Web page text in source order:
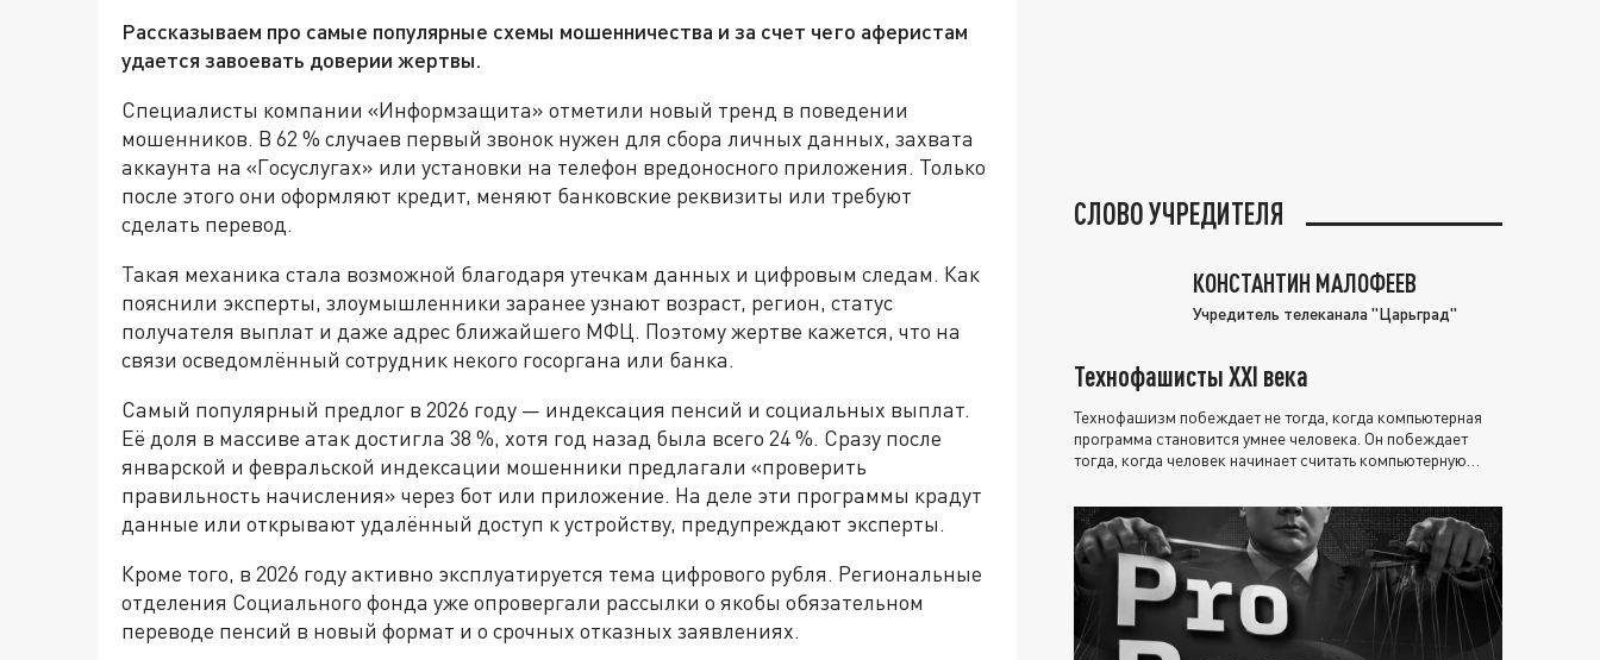
Рассказываем про самые популярные схемы мошенничества и за счет чего аферистам
удается завоевать доверии жертвы.
Специалисты компании «Информзащита» отметили новый тренд в поведении
мошенников. В 62 % случаев первый звонок нужен для сбора личных данных, захвата
аккаунта на «Госуслугах» или установки на телефон вредоносного приложения. Только
после этого они оформляют кредит, меняют банковские реквизиты или требуют
сделать перевод.
Такая механика стала возможной благодаря утечкам данных и цифровым следам. Как
пояснили эксперты, злоумышленники заранее узнают возраст, регион, статус
получателя выплат и даже адрес ближайшего МФЦ. Поэтому жертве кажется, что на
связи осведомлённый сотрудник некого госоргана или банка.
Самый популярный предлог в 2026 году — индексация пенсий и социальных выплат.
Её доля в массиве атак достигла 38 %, хотя год назад была всего 24 %. Сразу после
январской и февральской индексации мошенники предлагали «проверить
правильность начисления» через бот или приложение. На деле эти программы крадут
данные или открывают удалённый доступ к устройству, предупреждают эксперты.
Кроме того, в 2026 году активно эксплуатируется тема цифрового рубля. Региональные
отделения Социального фонда уже опровергали рассылки о якобы обязательном
переводе пенсий в новый формат и о срочных отказных заявлениях.
СЛОВО УЧРЕДИТЕЛЯ
КОНСТАНТИН МАЛОФЕЕВ
Учредитель телеканала "Царьград"
Технофашисты XXI века
Технофашизм побеждает не тогда, когда компьютерная
программа становится умнее человека. Он побеждает
тогда, когда человек начинает считать компьютерную